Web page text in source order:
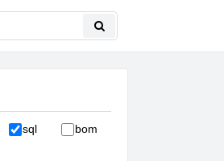
sql bom